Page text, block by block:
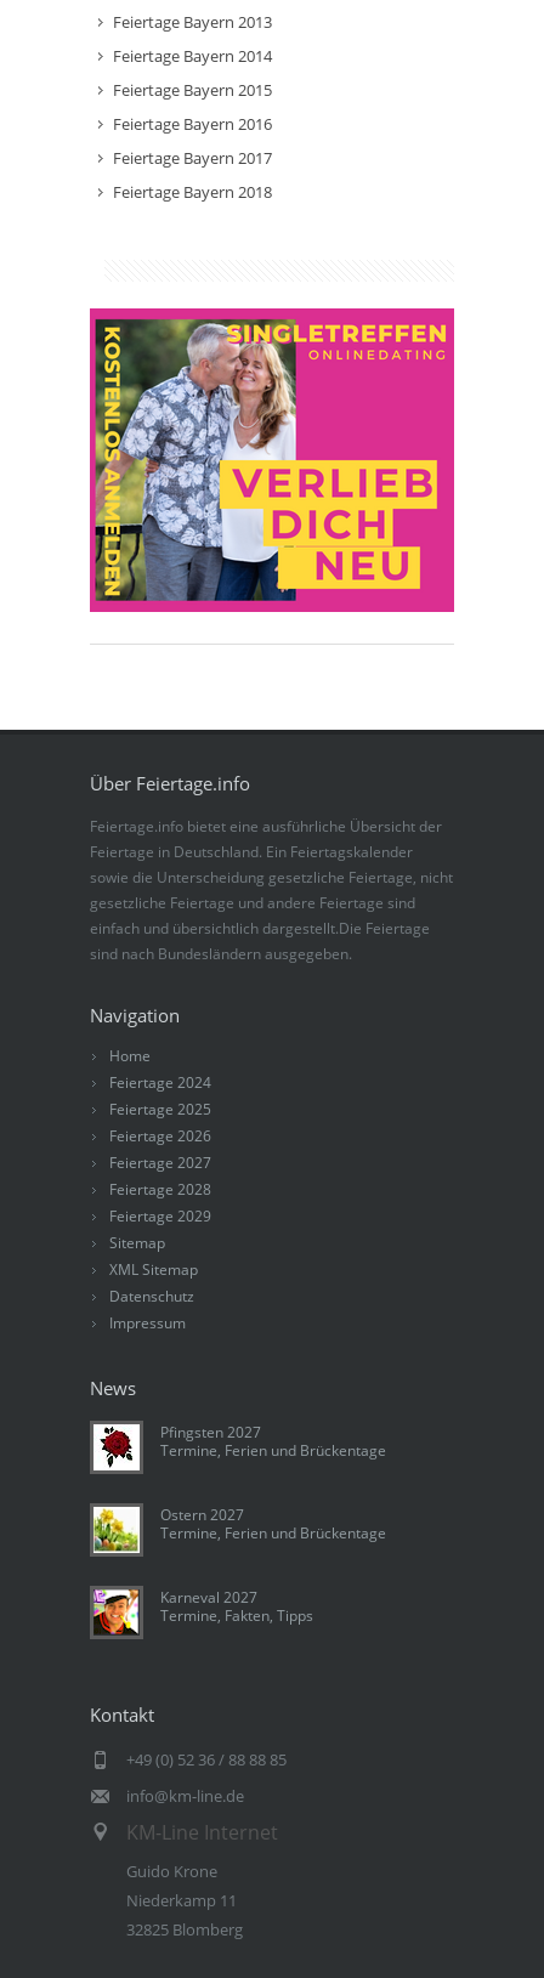
Feiertage Bayern 2013
Feiertage Bayern 2014
Feiertage Bayern 2015
Feiertage Bayern 2016
Feiertage Bayern 2017
Feiertage Bayern 2018
Über Feiertage.info
Feiertage.info bietet eine ausführliche Übersicht der
Feiertage in Deutschland. Ein Feiertagskalender
sowie die Unterscheidung gesetzliche Feiertage, nicht
gesetzliche Feiertage und andere Feiertage sind
einfach und übersichtlich dargestellt.Die Feiertage
sind nach Bundesländern ausgegeben.
Navigation
Home
Feiertage 2024
Feiertage 2025
Feiertage 2026
Feiertage 2027
Feiertage 2028
Feiertage 2029
Sitemap
XML Sitemap
Datenschutz
Impressum
News
Pfingsten 2027
Termine, Ferien und Brückentage
Ostern 2027
Termine, Ferien und Brückentage
Karneval 2027
Termine, Fakten, Tipps
Kontakt
+49 (0) 52 36 / 88 88 85
info@km-line.de
KM-Line Internet
Guido Krone
Niederkamp 11
32825 Blomberg